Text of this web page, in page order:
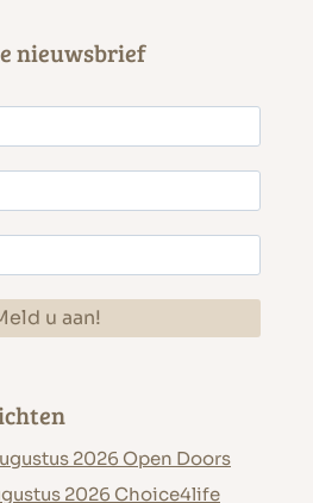
nieuwsbrief
2026 Open Doors
2026 Choice4life